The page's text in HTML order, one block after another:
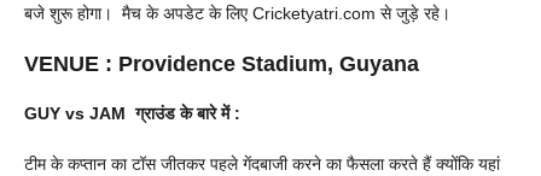
बजे शुरू होगा। मैच के अपडेट के लिए Cricketyatri.com से जुड़े रहे।
VENUE : Providence Stadium, Guyana
GUY vs JAMग्राउंड के बारे में :
टीम के कप्तान का टॉस जीतकर पहले गेंदबाजी करने का फैसला करते हैं क्योंकि यहां